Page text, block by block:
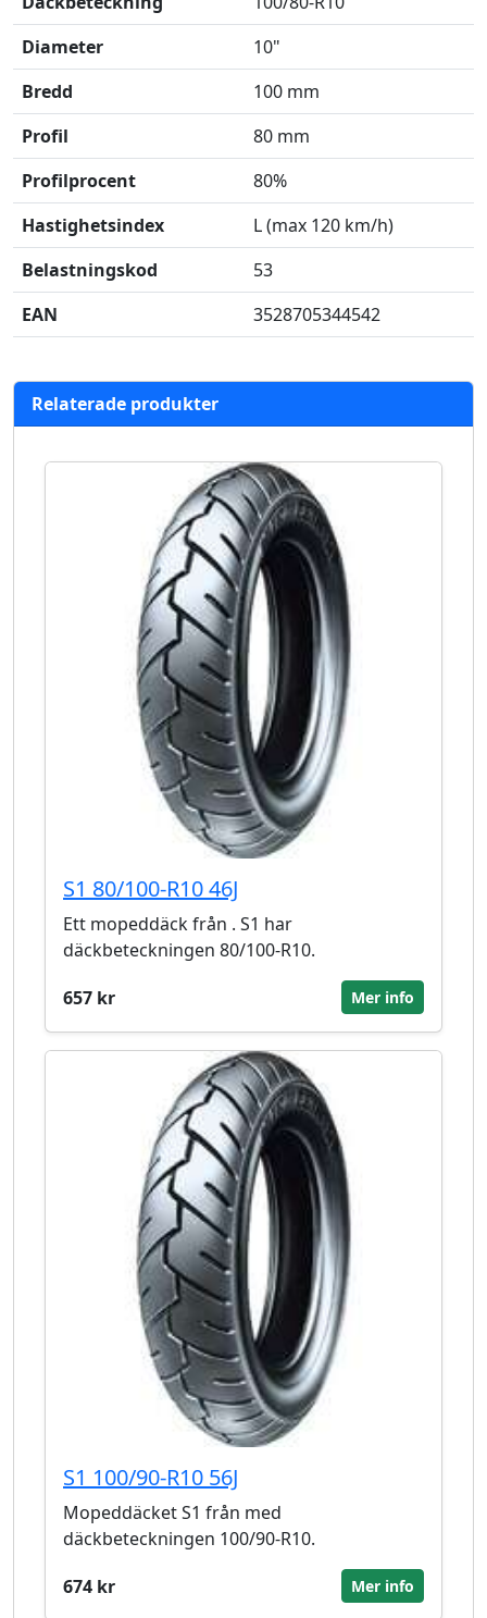
Diameter
10"
Bredd
100 mm
Profil
80 mm
Profilprocent
80%
Hastighetsindex
L (max 120 km/h)
Belastningskod
53
EAN
3528705344542
Relaterade produkter
S1 80/100-R10 46J
Ett mopeddäck från . S1 har
däckbeteckningen 80/100-R10.
657 kr
Mer info
S1 100/90-R10 56J
Mopeddäcket S1 från med
däckbeteckningen 100/90-R10.
674 kr
Mer info